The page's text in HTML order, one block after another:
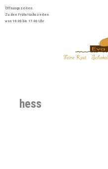
Zum
Inhalt
Öffnungszeiten
Zu den Frühstückszeiten
von 10.00 bis 17.00 Uhr
hess